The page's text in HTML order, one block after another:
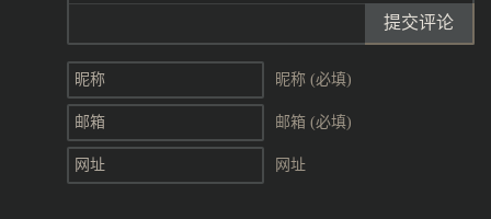
提交评论
昵称 (必填)
邮箱 (必填)
网址